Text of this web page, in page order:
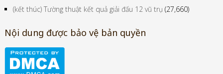
(kết thúc) Tường thuật kết quả giải đấu 12 vũ trụ (27,660)
Nội dung được bảo vệ bản quyền